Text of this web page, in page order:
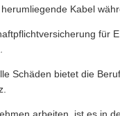
Kabel
für
Schäden bietet die
arbeiten, ist es in